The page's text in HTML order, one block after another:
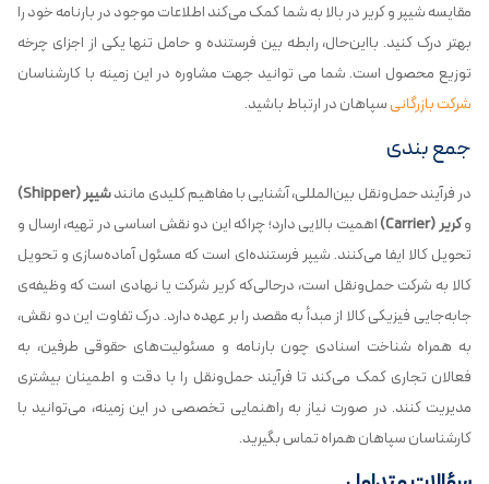
مقایسه شیپر و کریر در بالا به شما کمک می‌کند اطلاعات موجود در بارنامه خود را
بهتر درک کنید. بااین‌حال، رابطه بین فرستنده و حامل تنها یکی از اجزای چرخه
توزیع محصول است. شما می توانید جهت مشاوره در این زمینه با کارشناسان
شرکت بازرگانیسپاهان در ارتباط باشید.
جمع بندی
در فرآیند حمل‌ونقل بین‌المللی، آشنایی با مفاهیم کلیدی مانندشیپر (Shipper)
وکریر (Carrier)
اهمیت بالایی دارد؛ چراکه این دو نقش اساسی در تهیه، ارسال و
تحویل کالا ایفا می‌کنند. شیپر فرستنده‌ای است که مسئول آماده‌سازی و تحویل
کالا به شرکت حمل‌ونقل است، درحالی‌که کریر شرکت یا نهادی است که وظیفه‌ی
جابه‌جایی فیزیکی کالا از مبدأ به مقصد را بر عهده دارد. درک تفاوت این دو نقش،
به همراه شناخت اسنادی چون بارنامه و مسئولیت‌های حقوقی طرفین، به
فعالان تجاری کمک می‌کند تا فرآیند حمل‌ونقل را با دقت و اطمینان بیشتری
مدیریت کنند. در صورت نیاز به راهنمایی تخصصی در این زمینه، می‌توانید با
کارشناسان سپاهان همراه تماس بگیرید.